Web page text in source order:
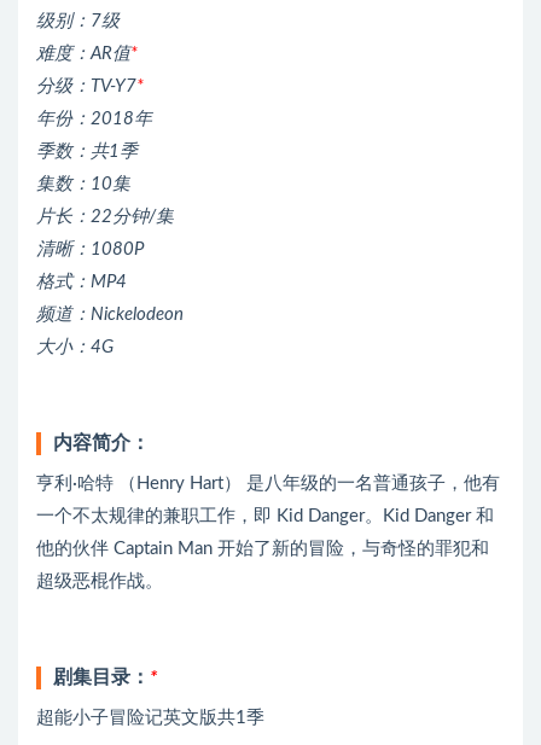
级别：7级
难度：AR值*
分级：TV-Y7*
年份：2018年
季数：共1季
集数：10集
片长：22分钟/集
清晰：1080P
格式：MP4
频道：Nickelodeon
大小：4G
内容简介：
亨利·哈特 （Henry Hart） 是八年级的一名普通孩子，他有
一个不太规律的兼职工作，即 Kid Danger。Kid Danger 和
他的伙伴 Captain Man 开始了新的冒险，与奇怪的罪犯和
超级恶棍作战。
剧集目录： *
超能小子冒险记英文版共1季